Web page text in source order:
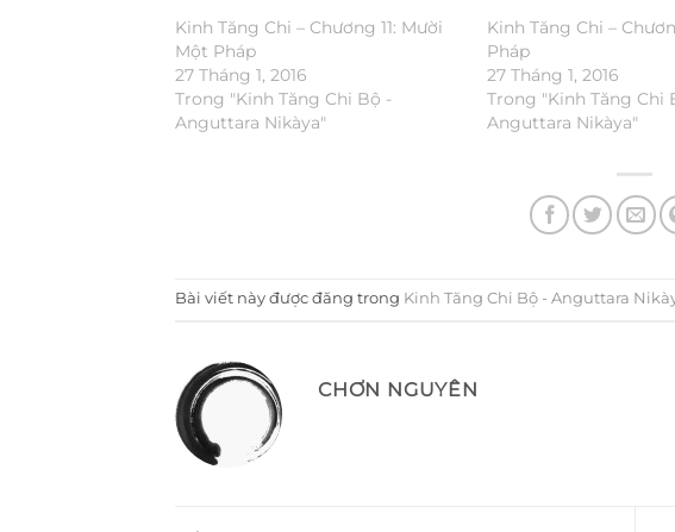
Kinh Tăng Chi – Chương 11: Mười
Một Pháp
27 Tháng 1, 2016
Trong "Kinh Tăng Chi Bộ -
Anguttara Nikàya"
Kinh Tăng Chi –
Pháp
27 Tháng 1, 2016
Trong "Kinh Tăng Chi
Anguttara Nikàya"
Bài viết này được đăng trong Kinh Tăng Chi Bộ - Anguttara
CHƠN NGUYÊN